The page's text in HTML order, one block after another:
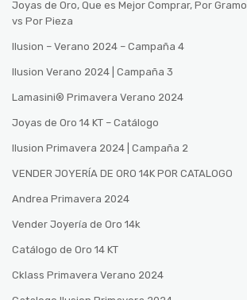
Joyas de Oro, Que es Mejor Comprar, Por Gramo
vs Por Pieza
Ilusion – Verano 2024 – Campaña 4
Ilusion Verano 2024 | Campaña 3
Lamasini®️ Primavera Verano 2024
Joyas de Oro 14 KT – Catálogo
Ilusion Primavera 2024 | Campaña 2
VENDER JOYERÍA DE ORO 14K POR CATALOGO
Andrea Primavera 2024
Vender Joyería de Oro 14k
Catálogo de Oro 14 KT
Cklass Primavera Verano 2024